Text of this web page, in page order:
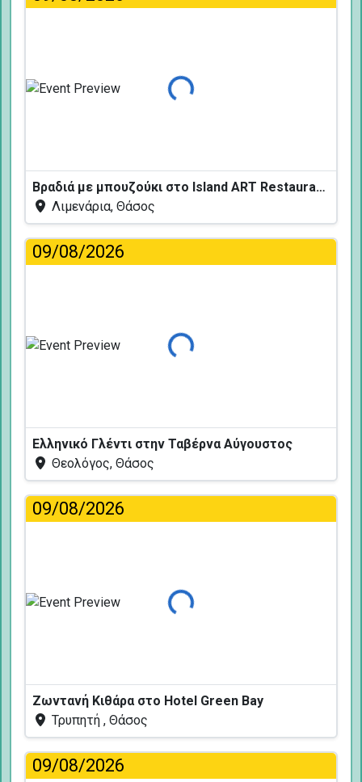
Φόρτωση...
Βραδιά με μπουζούκι στο Island ART Restaurant
Λιμενάρια, Θάσος
09/08/2026
Φόρτωση...
Ελληνικό Γλέντι στην Ταβέρνα Αύγουστος
Θεολόγος, Θάσος
09/08/2026
Φόρτωση...
Ζωντανή Κιθάρα στο Hotel Green Bay
Τρυπητή , Θάσος
09/08/2026